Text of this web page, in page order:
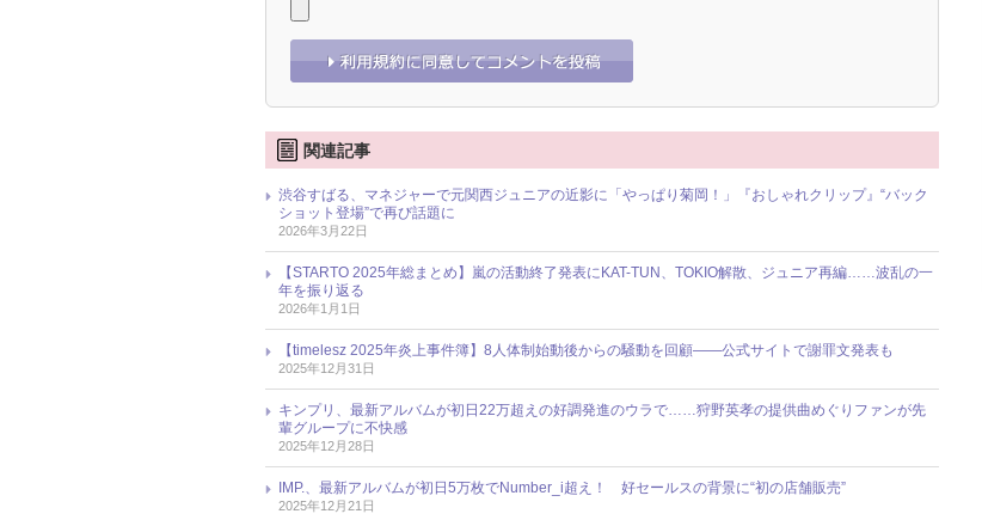
関連記事
渋谷すばる、マネジャーで元関西ジュニアの近影に「やっぱり菊岡！」『おしゃれクリップ』“バック
ショット登場”で再び話題に
2026年3月22日
【STARTO 2025年総まとめ】嵐の活動終了発表にKAT-TUN、TOKIO解散、ジュニア再編……波乱の一
年を振り返る
2026年1月1日
【timelesz 2025年炎上事件簿】8人体制始動後からの騒動を回顧――公式サイトで謝罪文発表も
2025年12月31日
キンプリ、最新アルバムが初日22万超えの好調発進のウラで……狩野英孝の提供曲めぐりファンが先
輩グループに不快感
2025年12月28日
IMP.、最新アルバムが初日5万枚でNumber_i超え！ 好セールスの背景に“初の店舗販売”
2025年12月21日